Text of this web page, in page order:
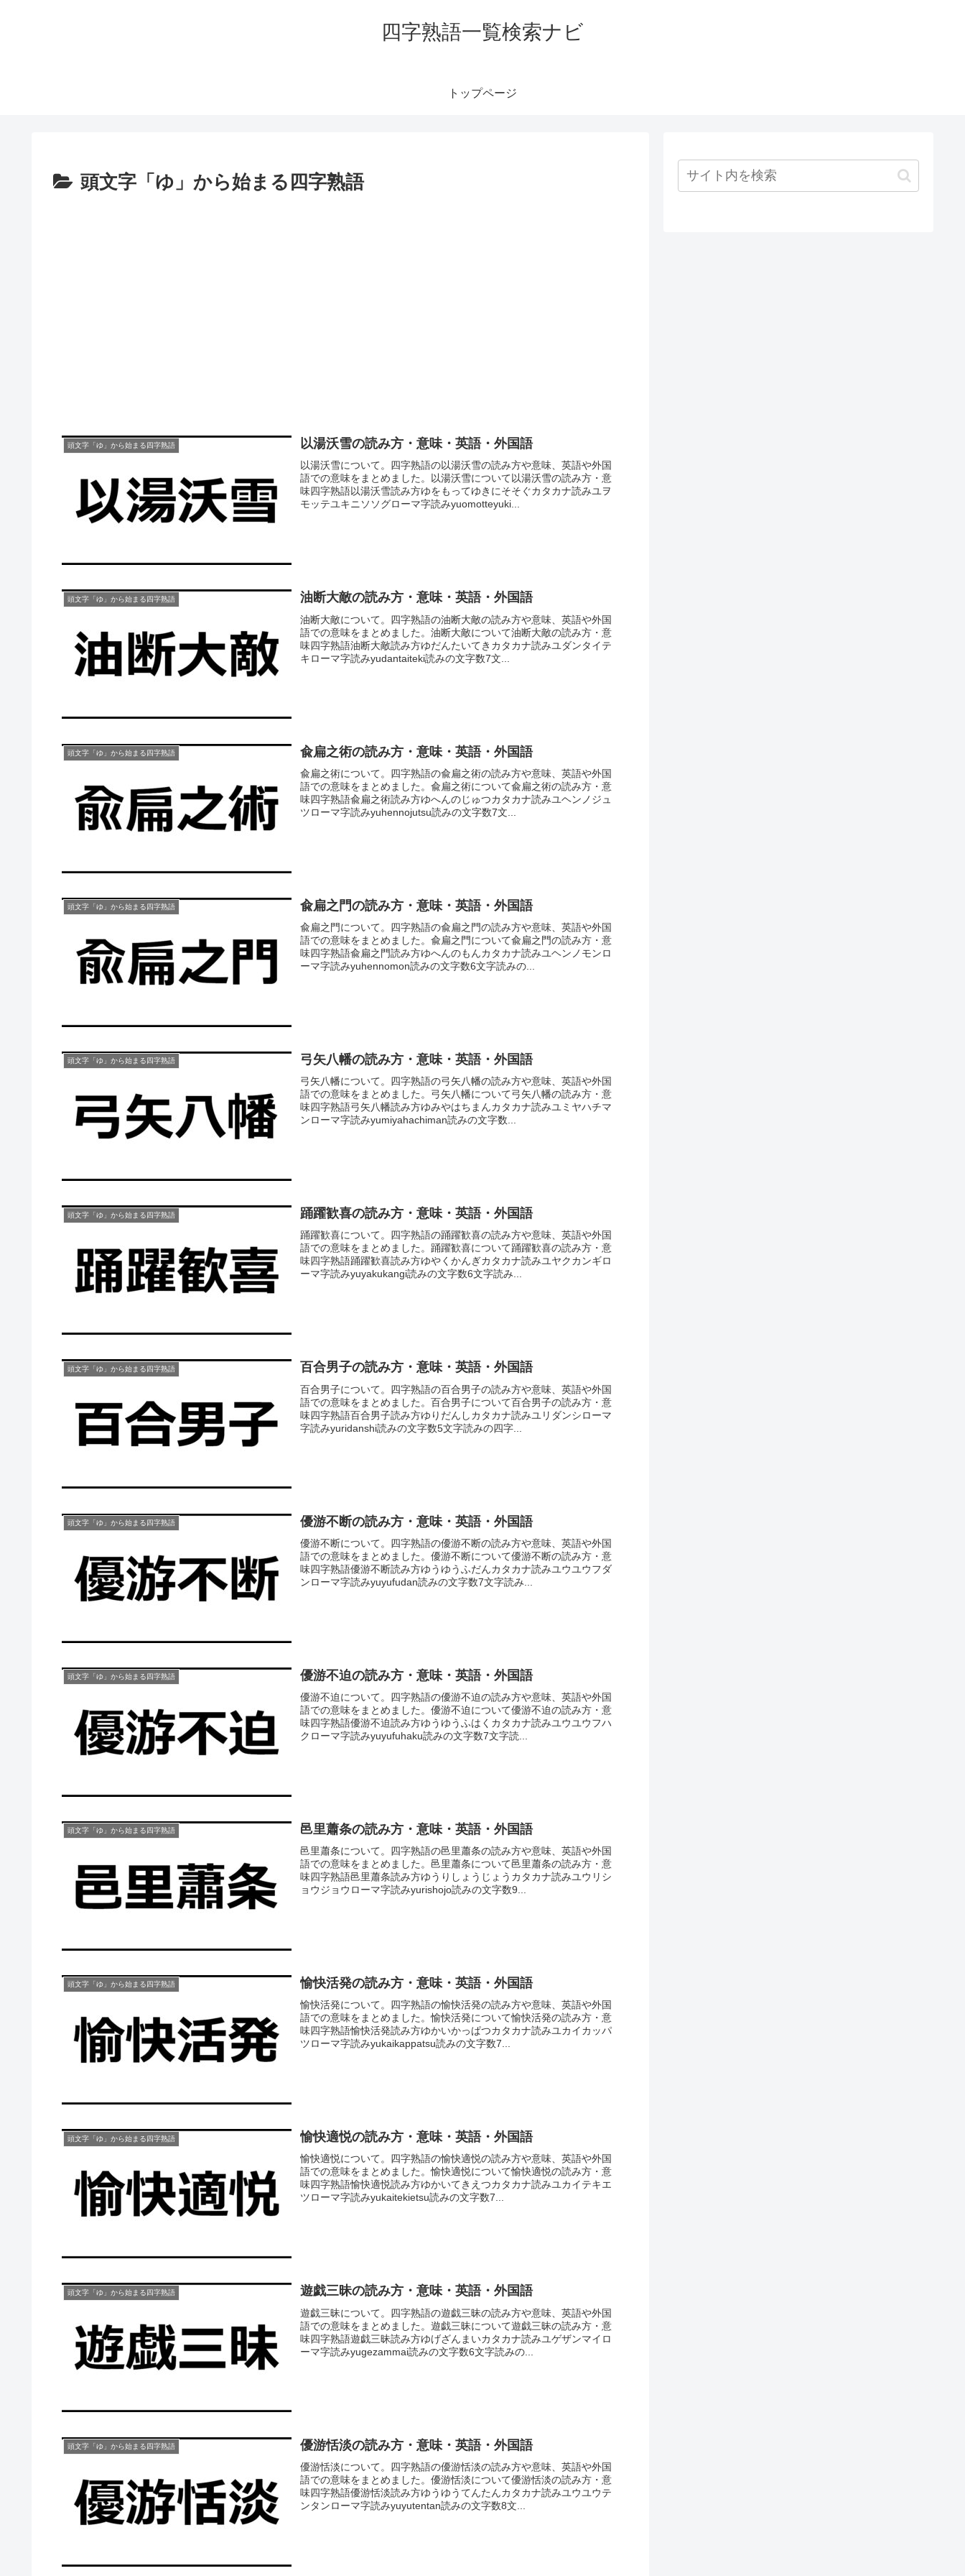
四字熟語一覧検索ナビ
トップページ
頭文字「ゆ」から始まる四字熟語
頭文字「ゆ」から始まる四字熟語 以湯沃雪の読み方・意味・英語・外国語
以湯沃雪について。四字熟語の以湯沃雪の読み方や意味、英語や外国
語での意味をまとめました。以湯沃雪について以湯沃雪の読み方・意
味四字熟語以湯沃雪読み方ゆをもってゆきにそそぐカタカナ読みユヲ
モッテユキニソソグローマ字読みyuomotteyuki...
頭文字「ゆ」から始まる四字熟語 油断大敵の読み方・意味・英語・外国語
油断大敵について。四字熟語の油断大敵の読み方や意味、英語や外国
語での意味をまとめました。油断大敵について油断大敵の読み方・意
味四字熟語油断大敵読み方ゆだんたいてきカタカナ読みユダンタイテ
キローマ字読みyudantaiteki読みの文字数7文...
頭文字「ゆ」から始まる四字熟語 兪扁之術の読み方・意味・英語・外国語
兪扁之術について。四字熟語の兪扁之術の読み方や意味、英語や外国
語での意味をまとめました。兪扁之術について兪扁之術の読み方・意
味四字熟語兪扁之術読み方ゆへんのじゅつカタカナ読みユヘンノジュ
ツローマ字読みyuhennojutsu読みの文字数7文...
頭文字「ゆ」から始まる四字熟語 兪扁之門の読み方・意味・英語・外国語
兪扁之門について。四字熟語の兪扁之門の読み方や意味、英語や外国
語での意味をまとめました。兪扁之門について兪扁之門の読み方・意
味四字熟語兪扁之門読み方ゆへんのもんカタカナ読みユヘンノモンロ
ーマ字読みyuhennomon読みの文字数6文字読みの...
頭文字「ゆ」から始まる四字熟語 弓矢八幡の読み方・意味・英語・外国語
弓矢八幡について。四字熟語の弓矢八幡の読み方や意味、英語や外国
語での意味をまとめました。弓矢八幡について弓矢八幡の読み方・意
味四字熟語弓矢八幡読み方ゆみやはちまんカタカナ読みユミヤハチマ
ンローマ字読みyumiyahachiman読みの文字数...
頭文字「ゆ」から始まる四字熟語 踊躍歓喜の読み方・意味・英語・外国語
踊躍歓喜について。四字熟語の踊躍歓喜の読み方や意味、英語や外国
語での意味をまとめました。踊躍歓喜について踊躍歓喜の読み方・意
味四字熟語踊躍歓喜読み方ゆやくかんぎカタカナ読みユヤクカンギロ
ーマ字読みyuyakukangi読みの文字数6文字読み...
頭文字「ゆ」から始まる四字熟語 百合男子の読み方・意味・英語・外国語
百合男子について。四字熟語の百合男子の読み方や意味、英語や外国
語での意味をまとめました。百合男子について百合男子の読み方・意
味四字熟語百合男子読み方ゆりだんしカタカナ読みユリダンシローマ
字読みyuridanshi読みの文字数5文字読みの四字...
頭文字「ゆ」から始まる四字熟語 優游不断の読み方・意味・英語・外国語
優游不断について。四字熟語の優游不断の読み方や意味、英語や外国
語での意味をまとめました。優游不断について優游不断の読み方・意
味四字熟語優游不断読み方ゆうゆうふだんカタカナ読みユウユウフダ
ンローマ字読みyuyufudan読みの文字数7文字読み...
頭文字「ゆ」から始まる四字熟語 優游不迫の読み方・意味・英語・外国語
優游不迫について。四字熟語の優游不迫の読み方や意味、英語や外国
語での意味をまとめました。優游不迫について優游不迫の読み方・意
味四字熟語優游不迫読み方ゆうゆうふはくカタカナ読みユウユウフハ
クローマ字読みyuyufuhaku読みの文字数7文字読...
頭文字「ゆ」から始まる四字熟語 邑里蕭条の読み方・意味・英語・外国語
邑里蕭条について。四字熟語の邑里蕭条の読み方や意味、英語や外国
語での意味をまとめました。邑里蕭条について邑里蕭条の読み方・意
味四字熟語邑里蕭条読み方ゆうりしょうじょうカタカナ読みユウリシ
ョウジョウローマ字読みyurishojo読みの文字数9...
頭文字「ゆ」から始まる四字熟語 愉快活発の読み方・意味・英語・外国語
愉快活発について。四字熟語の愉快活発の読み方や意味、英語や外国
語での意味をまとめました。愉快活発について愉快活発の読み方・意
味四字熟語愉快活発読み方ゆかいかっぱつカタカナ読みユカイカッパ
ツローマ字読みyukaikappatsu読みの文字数7...
頭文字「ゆ」から始まる四字熟語 愉快適悦の読み方・意味・英語・外国語
愉快適悦について。四字熟語の愉快適悦の読み方や意味、英語や外国
語での意味をまとめました。愉快適悦について愉快適悦の読み方・意
味四字熟語愉快適悦読み方ゆかいてきえつカタカナ読みユカイテキエ
ツローマ字読みyukaitekietsu読みの文字数7...
頭文字「ゆ」から始まる四字熟語 遊戯三昧の読み方・意味・英語・外国語
遊戯三昧について。四字熟語の遊戯三昧の読み方や意味、英語や外国
語での意味をまとめました。遊戯三昧について遊戯三昧の読み方・意
味四字熟語遊戯三昧読み方ゆげざんまいカタカナ読みユゲザンマイロ
ーマ字読みyugezammai読みの文字数6文字読みの...
頭文字「ゆ」から始まる四字熟語 優游恬淡の読み方・意味・英語・外国語
優游恬淡について。四字熟語の優游恬淡の読み方や意味、英語や外国
語での意味をまとめました。優游恬淡について優游恬淡の読み方・意
味四字熟語優游恬淡読み方ゆうゆうてんたんカタカナ読みユウユウテ
ンタンローマ字読みyuyutentan読みの文字数8文...